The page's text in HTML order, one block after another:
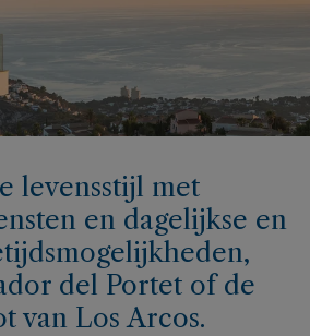
levensstijl met
en dagelijkse en
del Portet of de
van Los Arcos.